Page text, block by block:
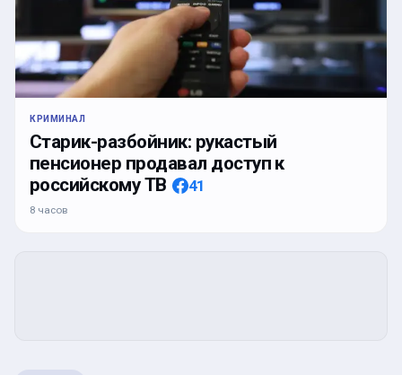
КРИМИНАЛ
Старик-разбойник: рукастый
пенсионер продавал доступ к
российскому ТВ
41
8 часов